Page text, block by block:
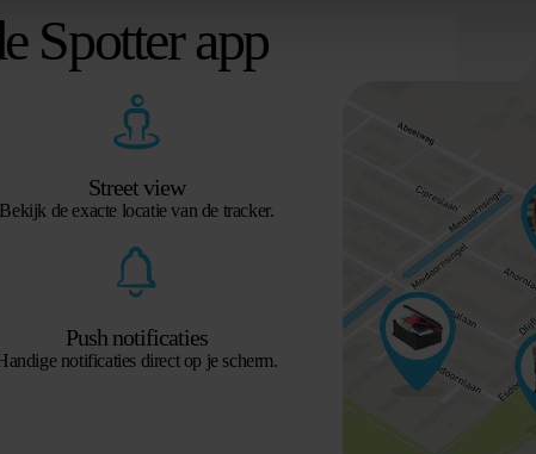
Spotter app
Street view
Bekijk de exacte locatie van de tracker.
Push notificaties
notificaties direct op je scherm.